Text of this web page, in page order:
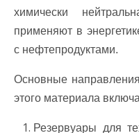
химически
применяют в
с нефтепродуктами.
Основные направления
этого материала
Резервуары для